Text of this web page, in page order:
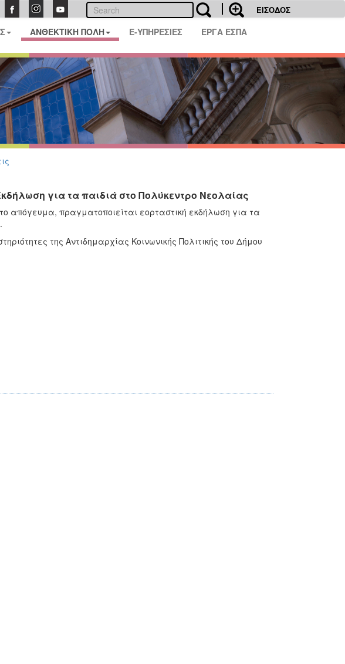
ΕΙΣΟΔΟΣ
ΑΝΘΕΚΤΙΚΗ ΠΟΛΗ E-ΥΠΗΡΕΣΙΕΣ ΕΡΓΑ ΕΣΠΑ
για τα παιδιά στο Πολύκεντρο Νεολαίας
απόγευμα, πραγματοποιείται εορταστική εκδήλωση για τα
της Αντιδημαρχίας Κοινωνικής Πολιτικής του Δήμου